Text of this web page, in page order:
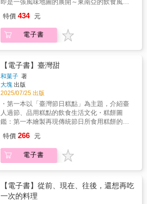
和武士家的僕人等等。 明治時代：受西洋文化
影響，居酒屋開始提供如煮牛肉和烤雞肉串等
形式，漸漸有了現代居酒屋的雛形。二戰後：
由於物資短缺，許多簡陋的飲食店會提供私釀
酒和燒烤內臟，成為現代居酒屋的前身。 現代
交和放鬆的重要場所。連鎖化的居酒屋使得價
格大眾化，吸引了更多的顧客。
行取用喜歡的小缽料理、特色功夫菜或是高級
京料理，都隱含店主的招待之心。 ｜獨特的酒
品只有這裡才喝得到的酒，展現店主的創意與
酒屋探訪家的太田和彥用獨有且敏銳的感性，
看代表庶民經濟的飲酒文化，創造最有溫度的
勤奮日常。 ★何謂居酒屋遺產？1. 創業超過至
少70年，而且建築物保有原貌。2. 傳承三代以
上。3. 口味和價位都是庶民等級。 ★居酒屋的
歷史可追溯到江戶時代，當時的酒屋除了賣
酒，還提供顧客在店內飲用，這就是居酒屋的
起源。這些酒屋主要服務於勞動階層，如挑擔
子的行商小販、貨運業者和武士家的僕人等
提供如煮牛肉和烤雞肉串等肉類菜餚。大正時
代：吧檯的出現改變了飲酒形式，漸漸有了現
代居酒屋的雛形。二戰後：由於物資短缺，許
為現代居酒屋的前身。 現代居酒屋提供多樣化
的酒類和料理，成為人們社交和放鬆的重要場
文化意涵切入，帶出辛香料的組成邏輯與味覺
基因。不僅追溯起源，更引導讀者看見：我們
融合中，被一再演繹、變化，進而開展出無數
豐富的吃法與地方版本。✦辛香料風味圖——
視覺化解析香料邏輯獨創「辛香料風味圖」，
構與角色，進一步理解香料之間的搭配關係，
以及經典風味的組成。當想要調整配方時，就
能更有方向地掌握變化重點，在創新中保留道
地的精髓。✦ 31種辛香料——描繪東南亞的風
味光譜詳盡介紹31種常用於東南亞料理的關鍵
辛香料，逐一述說其特性、六味屬性、風味表
現、使用方式與適配食材，從單方到複方，建
入東南亞料理的靈魂深處。
即是一張風味地圖的展開～東南亞的飲食風
群遷徙、殖民歷史與文化融合影響。從越南順
化牛肉矇粉、馬來椰漿飯、印尼參峇、新加坡
肉骨茶到汶萊沙穀米糊⋯⋯本書循著一道道經
辛香料在連結土地、記憶與日常飲食中的深層
意義。✦一場穿越南洋11國的風味踏查歷時十
七年，作者持續走訪東南亞各地，深入市場、
廚房，城市與鄉間，細察香料在不同場域與時
間，以哪些方式深刻作用於人們的飲食生活
中，抽絲剝繭，梳理出東南亞料理複雜而美味
的獨特脈絡。✦ 從經典菜餚回望風味故事與香
料應用書中每道經典菜色，皆從其歷史背景與
文化意涵切入，帶出辛香料的組成邏輯與味覺
所嚐到的每一口風味，是如何在遷徙、流轉與
融合中，被一再演繹、變化，進而開展出無數
豐富的吃法與地方版本。✦辛香料風味圖——
透過圖像方式呈現各種香料在料理中的層次結
構與角色，進一步理解香料之間的搭配關係，
特價 434 元
電子書
【電子書】臺灣甜
和菓子 著
大塊 出版
2025/07/25 出版
・第一本以「臺灣節日糕點」為主題，介紹臺
人過節、品用糕點的飲食生活文化・糕餅圖
鑑：第一本繪製再現傳統節日所食用糕餅的插
俗＋糕餅＋老店＋職人，以文獻和採訪引爆傳
統糕點的美味緣由本書簡介甜，是臺灣人的共
同語言精選十二節日 × 超過五十款糕點重現我
生活版主）Hally Chen（知名作家）林光明
（佛學教授）林衡哲（文化醫師、臺灣文庫創
辦人）秦賢次（現代文學史料研究者）曹銘宗
特價 266 元
電子書
【電子書】從前、現在、往後，還想再吃
一次的料理